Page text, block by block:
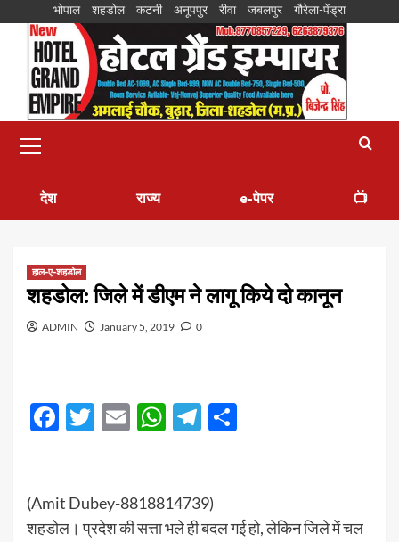
भोपाल शहडोल कटनी अनूपपुर रीवा जबलपुर गौरेला-पेंड्रा
देश राज्य e-पेपर 📺
हाल-ए-शहडोल
शहडोल: जिले में डीएम ने लागू किये दो कानून
ADMIN January 5, 2019 0
Facebook
Twitter
EmailWhatsApp
Telegram
(Amit Dubey-8818814739)
शहडोल। प्रदेश की सत्ता भले ही बदल गई हो, लेकिन जिले में चल